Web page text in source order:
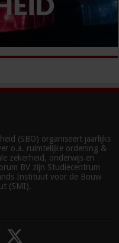
(SBO) organiseert jaarlijks
o.a. ruimtelijke ordening &
zekerheid, onderwijs en
BV zijn Studiecentrum
Instituut voor de Bouw
(SMI).